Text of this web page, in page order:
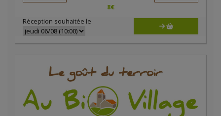
8€
Réception souhaitée le